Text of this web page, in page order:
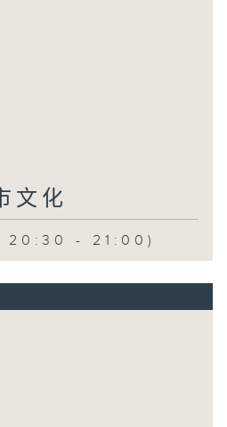
文化
20:30 - 21:00)